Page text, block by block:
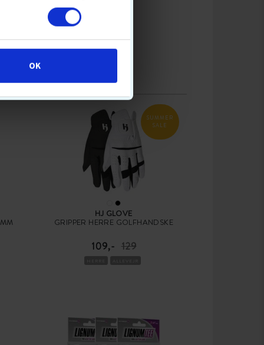
OK
SUMMER
SALE
HJ GLOVE
GRIPPER HERRE GOLFHANDSKE
109,- 129